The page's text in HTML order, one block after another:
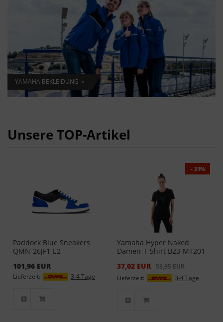
YAMAHA BEKLEIDUNG
Unsere TOP-Artikel
Paddock Blue Sneakers
QMN-26JF1-E2
Lieferzeit: 3-4 Tage
101,96 EUR
Yamaha Hyper Naked
Damen-T-Shirt B23-MT201-
Lieferzeit: 3-4 Tage
37,02 EUR 53,95 EUR
- 31%